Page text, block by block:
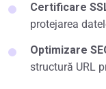
Certificare
protejarea
Optimizare
structură URL